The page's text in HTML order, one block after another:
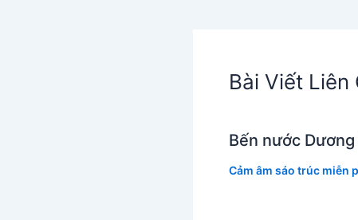
Bài Viết Liên
Bến nước
Cảm âm sáo trúc miễn